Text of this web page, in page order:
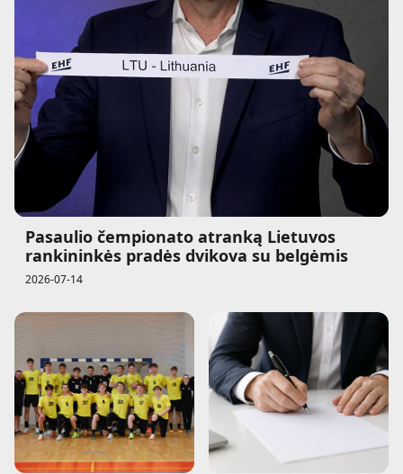
Pasaulio čempionato atranką Lietuvos
rankininkės pradės dvikova su belgėmis
2026-07-14